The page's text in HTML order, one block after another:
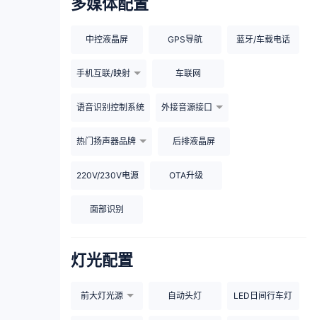
中控液晶屏 GPS导航 蓝牙/车载电话
手机互联/映射 车联网
语音识别控制系统 外接音源接口
热门扬声器品牌 后排液晶屏
220V/230V电源 OTA升级
面部识别
灯光配置
前大灯光源 自动头灯 LED日间行车灯